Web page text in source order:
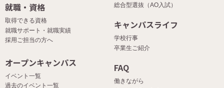
総合型選抜（AO入試）
就職・資格
取得できる資格
就職サポート・就職実績
採用ご担当の方へ
キャンパスライフ
学校行事
卒業生ご紹介
オープンキャンパス
イベント一覧
過去のイベント一覧
FAQ
働きながら